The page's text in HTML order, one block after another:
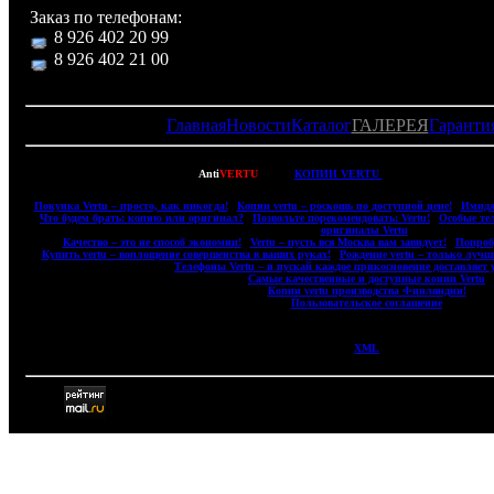
Заказ по телефонам:
8 926 402 20 99
8 926 402 21 00
ГлавнаяНовостиКаталогГАЛЕРЕЯ
AntiVERTU- ВСЕ КОПИИ VERTU
Покупка Vertu – просто, как никогда!| Копии vertu – роскошь по доступной цене!|
Что будем брать: копию или оригинал? Позвольте порекомендовать: Vertu!
Особые
оригиналы Vertu|
Качество – это не способ экономии!| Vertu – пусть вся Москва вам завидует!|
Купить vertu – воплощение совершенства в ваших руках!| Рождение vertu – только
Телефоны Vertu – и пускай каждое прикосновение доставляет
Самые качественные и доступные копии Vertu
Копии vertu производства Финляндии!|
Пользовательское соглашение|
XML